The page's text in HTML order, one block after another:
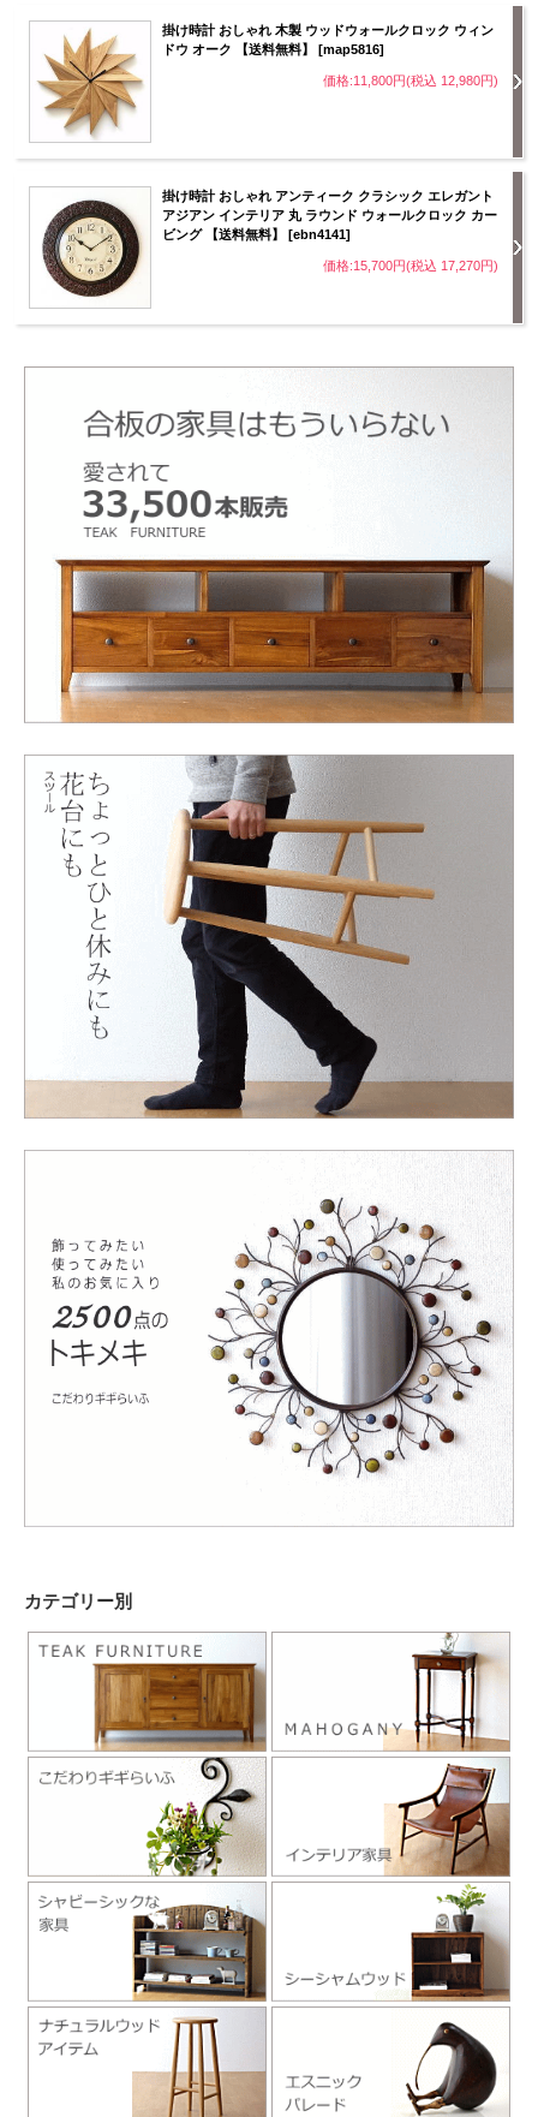
掛け時計 おしゃれ 木製 ウッドウォールクロック ウィン
ドウ オーク 【送料無料】 [map5816]
価格:11,800円(税込 12,980円)
掛け時計 おしゃれ アンティーク クラシック エレガント
アジアン インテリア 丸 ラウンド ウォールクロック カー
ビング 【送料無料】 [ebn4141]
価格:15,700円(税込 17,270円)
カテゴリー別